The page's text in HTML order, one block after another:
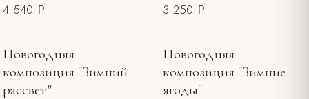
4 540 ₽ 3 250 ₽
Новогодняя
композиция "Зимний
рассвет"
Новогодняя
композиция "Зимние
ягоды"